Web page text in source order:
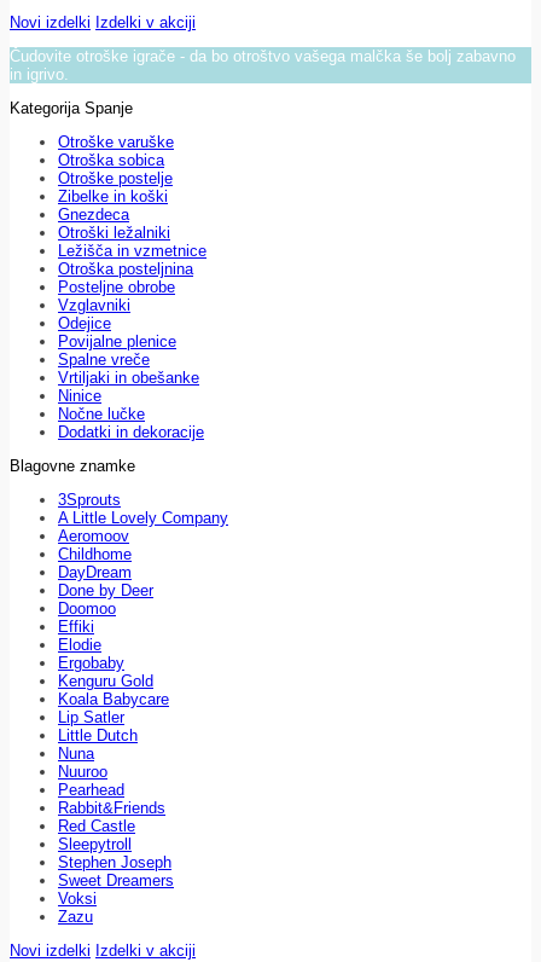
Novi izdelki Izdelki v akciji
Čudovite otroške igrače - da bo otroštvo vašega malčka še bolj zabavno
in igrivo.
Kategorija Spanje
Otroške varuške
Otroška sobica
Otroške postelje
Zibelke in koški
Gnezdeca
Otroški ležalniki
Ležišča in vzmetnice
Otroška posteljnina
Posteljne obrobe
Vzglavniki
Odejice
Povijalne plenice
Spalne vreče
Vrtiljaki in obešanke
Ninice
Nočne lučke
Dodatki in dekoracije
Blagovne znamke
3Sprouts
A Little Lovely Company
Aeromoov
Childhome
DayDream
Done by Deer
Doomoo
Effiki
Elodie
Ergobaby
Kenguru Gold
Koala Babycare
Lip Satler
Little Dutch
Nuna
Nuuroo
Pearhead
Rabbit&Friends
Red Castle
Sleepytroll
Stephen Joseph
Sweet Dreamers
Voksi
Zazu
Novi izdelki Izdelki v akciji